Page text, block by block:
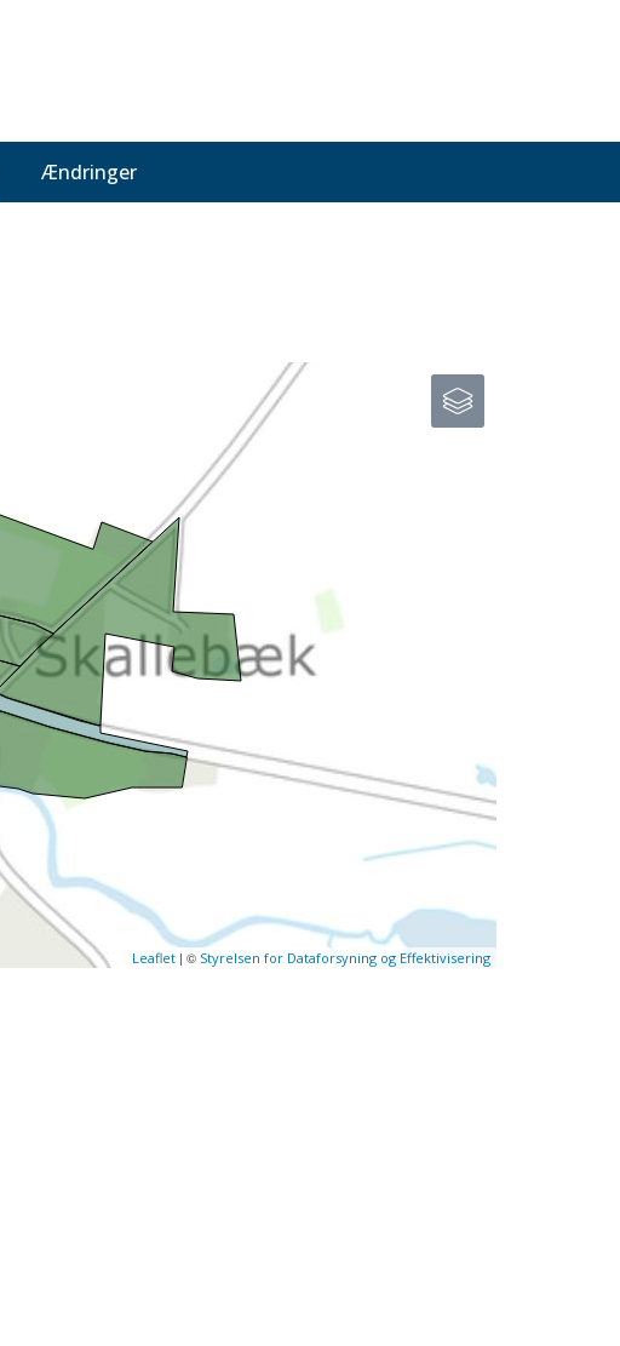
Ændringer
Leaflet | © Styrelsen for Dataforsyning og Effektivisering